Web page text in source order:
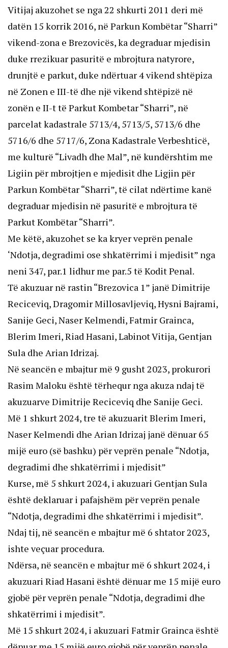
Vitijaj akuzohet se nga 22 shkurti 2011 deri më
datën 15 korrik 2016, në Parkun Kombëtar “Sharri”
vikend-zona e Brezovicës, ka degraduar mjedisin
duke rrezikuar pasuritë e mbrojtura natyrore,
drunjtë e parkut, duke ndërtuar 4 vikend shtëpiza
në Zonen e III-të dhe një vikend shtëpizë në
zonën e II-t të Parkut Kombetar “Sharri”, në
parcelat kadastrale 5713/4, 5713/5, 5713/6 dhe
5716/6 dhe 5717/6, Zona Kadastrale Verbeshticë,
me kulturë “Livadh dhe Mal”, në kundërshtim me
Ligiin për mbrojtjen e mjedisit dhe Ligjin për
Parkun Kombëtar “Sharri”, të cilat ndërtime kanë
degraduar mjedisin në pasuritë e mbrojtura të
Parkut Kombëtar “Sharri”.
Me këtë, akuzohet se ka kryer veprën penale
‘Ndotja, degradimi ose shkatërrimi i mjedisit” nga
neni 347, par.1 lidhur me par.5 të Kodit Penal.
Të akuzuar në rastin “Brezovica 1” janë Dimitrije
Reciceviq, Dragomir Millosavljeviq, Hysni Bajrami,
Sanije Geci, Naser Kelmendi, Fatmir Grainca,
Blerim Imeri, Riad Hasani, Labinot Vitija, Gentjan
Sula dhe Arian Idrizaj.
Në seancën e mbajtur më 9 gusht 2023, prokurori
Rasim Maloku është tërhequr nga akuza ndaj të
akuzuarve Dimitrije Reciceviq dhe Sanije Geci.
Më 1 shkurt 2024, tre të akuzuarit Blerim Imeri,
Naser Kelmendi dhe Arian Idrizaj janë dënuar 65
mijë euro (së bashku) për veprën penale “Ndotja,
degradimi dhe shkatërrimi i mjedisit”
Kurse, më 5 shkurt 2024, i akuzuari Gentjan Sula
është deklaruar i pafajshëm për veprën penale
“Ndotja, degradimi dhe shkatërrimi i mjedisit”.
Ndaj tij, në seancën e mbajtur më 6 shtator 2023,
ishte veçuar procedura.
Ndërsa, në seancën e mbajtur më 6 shkurt 2024, i
akuzuari Riad Hasani është dënuar me 15 mijë euro
gjobë për veprën penale “Ndotja, degradimi dhe
shkatërrimi i mjedisit”.
Më 15 shkurt 2024, i akuzuari Fatmir Grainca është